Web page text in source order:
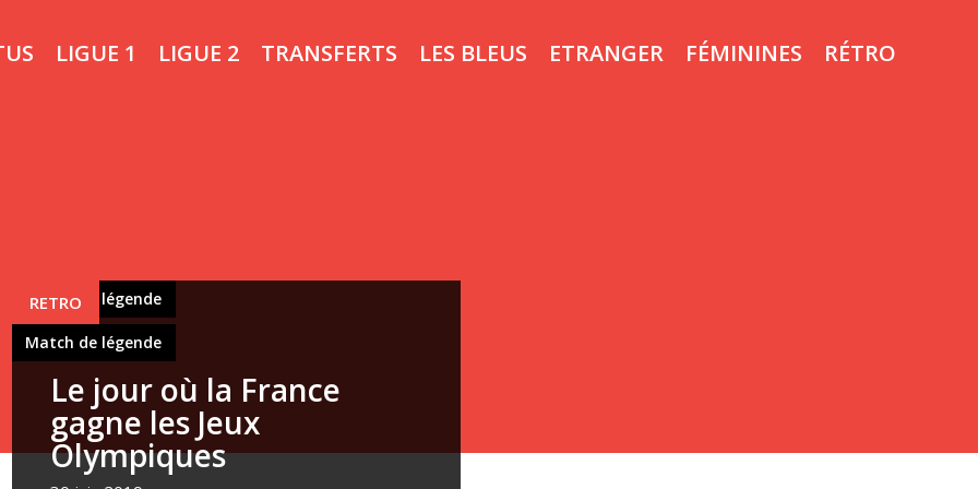
LIGUE 1 LIGUE 2 TRANSFERTS LES BLEUS ETRANGER FÉMININES RÉTRO
Match de légende
RETRO
Match de légende
Le jour où la France
gagne les Jeux
Olympiques